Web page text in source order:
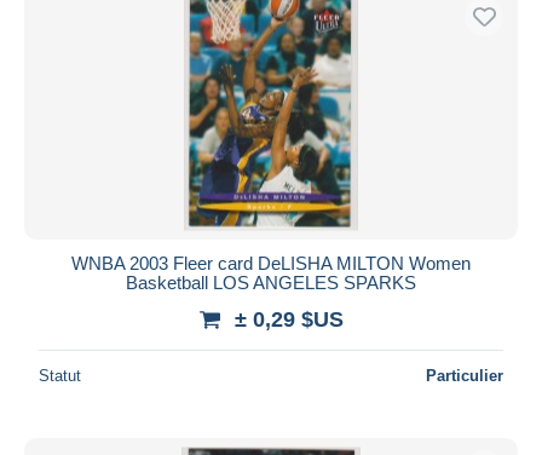
WNBA 2003 Fleer card DeLISHA MILTON Women
Basketball LOS ANGELES SPARKS
± 0,29 $US
Statut Particulier